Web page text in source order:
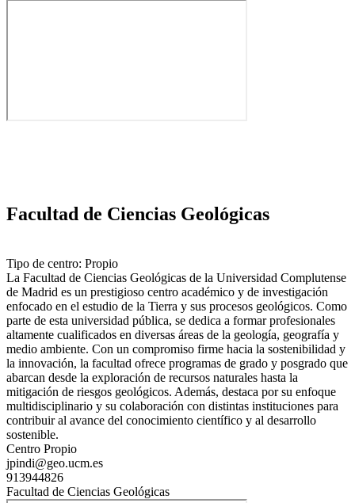
Facultad de Ciencias Geológicas
Tipo de centro: Propio
La Facultad de Ciencias Geológicas de la Universidad Complutense
de Madrid es un prestigioso centro académico y de investigación
enfocado en el estudio de la Tierra y sus procesos geológicos. Como
parte de esta universidad pública, se dedica a formar profesionales
altamente cualificados en diversas áreas de la geología, geografía y
medio ambiente. Con un compromiso firme hacia la sostenibilidad y
la innovación, la facultad ofrece programas de grado y posgrado que
abarcan desde la exploración de recursos naturales hasta la
mitigación de riesgos geológicos. Además, destaca por su enfoque
multidisciplinario y su colaboración con distintas instituciones para
contribuir al avance del conocimiento científico y al desarrollo
sostenible.
Centro Propio
jpindi@geo.ucm.es
913944826
Facultad de Ciencias Geológicas